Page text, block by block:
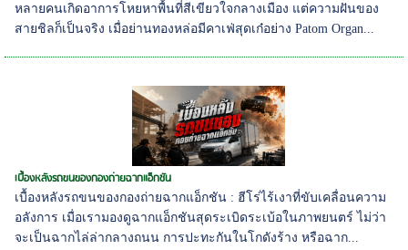
หลายคนเกิดอาการโหยหาพื้นที่สีเขียวใจกลางเมือง แต่ความฝันของ
สายชิลก็เป็นจริง เมื่อย่านทองหล่อมีคาเฟ่สุดเก๋อย่าง Patom Organ...
เบื้องหลังรถขนของกองถ่ายฉากแอ็กชัน
เบื้องหลังรถขนของกองถ่ายฉากแอ็กชัน : ฮีโร่ไร้เงาที่ขับเคลื่อนความ
อลังการ เมื่อเรามองดูฉากแอ็กชันสุดระเบิดระเบ้อในภาพยนตร์ ไม่ว่า
จะเป็นฉากไล่ล่ากลางถนน การปะทะกันในโกดังร้าง หรือฉาก...